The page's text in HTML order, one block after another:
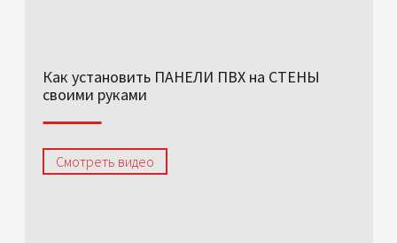
Как установить ПАНЕЛИ ПВХ на СТЕНЫ
своими руками
Смотреть видео